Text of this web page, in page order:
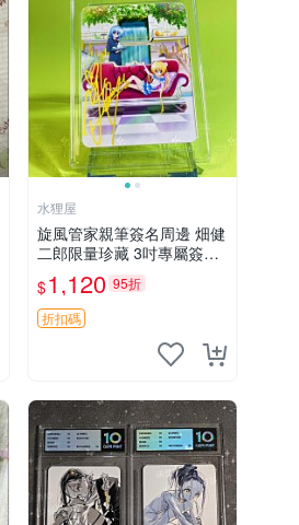
水狸屋
旋風管家親筆簽名周邊 畑健
二郎限量珍藏 3吋專屬簽名
照 日本正版中古 正規卡磚
附送 旋風管家 畑健二郎 簽
名照
$1,120 95折
折扣碼